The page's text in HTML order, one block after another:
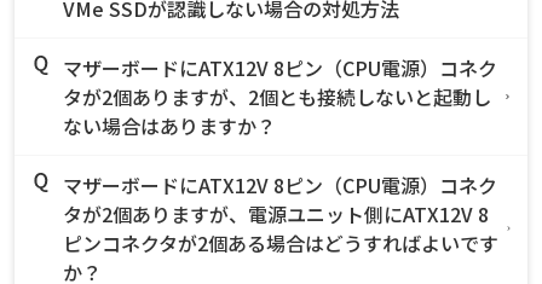
VMe SSDが認識しない場合の対処方法
マザーボードにATX12V 8ピン（CPU電源）コネク
タが2個ありますが、2個とも接続しないと起動し
ない場合はありますか？
マザーボードにATX12V 8ピン（CPU電源）コネク
タが2個ありますが、電源ユニット側にATX12V 8
ピンコネクタが2個ある場合はどうすればよいです
か？